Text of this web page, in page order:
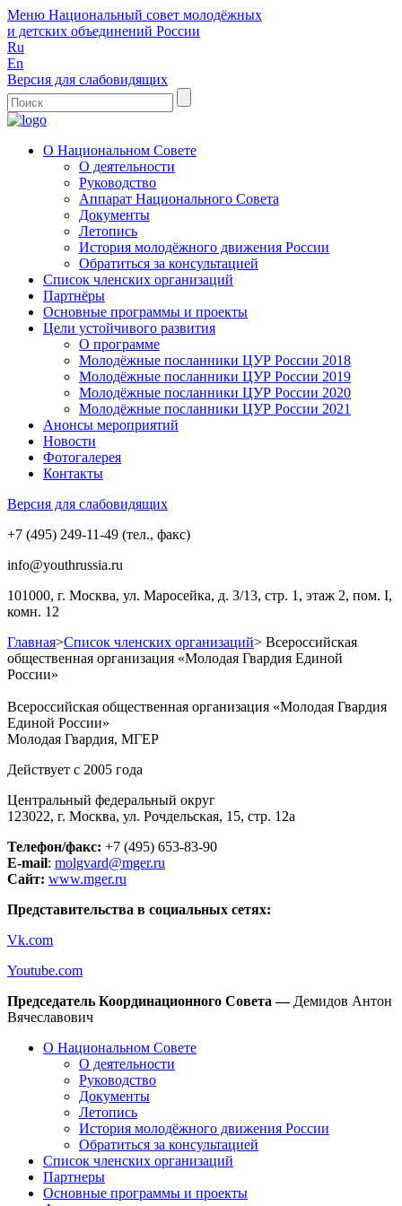
Меню Национальный совет молодёжных
и детских объединений России
Ru
En
Версия для слабовидящих
О Национальном Совете
О деятельности
Руководство
Аппарат Национального Совета
Документы
Летопись
История молодёжного движения России
Обратиться за консультацией
Список членских организаций
Партнёры
Основные программы и проекты
Цели устойчивого развития
О программе
Молодёжные посланники ЦУР России 2018
Молодёжные посланники ЦУР России 2019
Молодёжные посланники ЦУР России 2020
Молодёжные посланники ЦУР России 2021
Анонсы мероприятий
Новости
Фотогалерея
Контакты
Версия для слабовидящих
+7 (495) 249-11-49 (тел., факс)
info@youthrussia.ru
101000, г. Москва, ул. Маросейка, д. 3/13, стр. 1, этаж 2, пом. I,
комн. 12
Главная>Список членских организаций> Всероссийская
общественная организация «Молодая Гвардия Единой
России»
Всероссийская общественная организация «Молодая Гвардия
Единой России»
Молодая Гвардия, МГЕР
Действует с 2005 года
Центральный федеральный округ
123022, г. Москва, ул. Рочдельская, 15, стр. 12а
Телефон/факс: +7 (495) 653-83-90
E-mail: molgvard@mger.ru
Сайт: www.mger.ru
Представительства в социальных сетях:
Vk.com
Youtube.com
Председатель Координационного Совета — Демидов Антон
Вячеславович
О Национальном Совете
О деятельности
Руководство
Документы
Летопись
История молодёжного движения России
Обратиться за консультацией
Список членских организаций
Партнеры
Основные программы и проекты